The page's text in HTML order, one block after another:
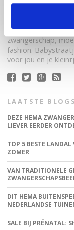
jonge moeders.
inspirerende blogs
zwangerschap,
fashion.
voor jou en je
LAATSTE BLOGS
DEZE HEMA
LIEVER EERDER
TOP 5 BESTE
ZOMER
VAN TRADITIONELE
DIT HEMA
NEDERLANDSE
SALE BIJ PRÉNATAL: